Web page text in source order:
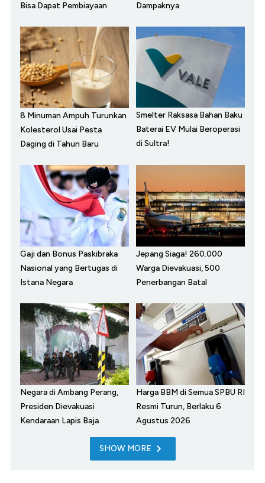
Bisa Dapat Pembiayaan
Dampaknya
8 Minuman Ampuh Turunkan
Kolesterol Usai Pesta
Daging di Tahun Baru
Smelter Raksasa Bahan Baku
Baterai EV Mulai Beroperasi
di Sultra!
Gaji dan Bonus Paskibraka
Nasional yang Bertugas di
Istana Negara
Jepang Siaga! 260.000
Warga Dievakuasi, 500
Penerbangan Batal
Negara di Ambang Perang,
Presiden Dievakuasi
Kendaraan Lapis Baja
Harga BBM di Semua SPBU RI
Resmi Turun, Berlaku 6
Agustus 2026
SHOW MORE